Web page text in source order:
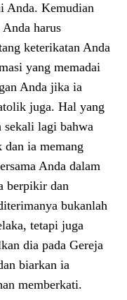
Anda. Kemudian
Anda harus
keterikatan Anda
yang memadai
Anda jika ia
juga. Hal yang
sekali lagi bahwa
dan ia memang
Anda dalam
berpikir dan
bukanlah
tetapi juga
dia pada Gereja
biarkan ia
memberkati.